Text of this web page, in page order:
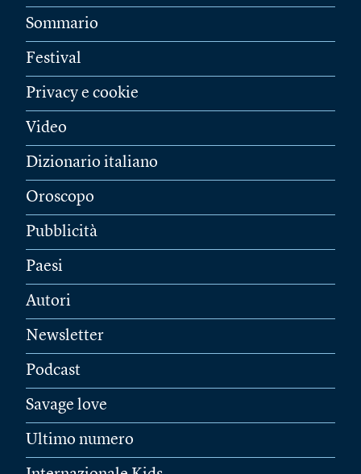
Sommario
Festival
Privacy e cookie
Video
Dizionario italiano
Oroscopo
Pubblicità
Paesi
Autori
Newsletter
Podcast
Savage love
Ultimo numero